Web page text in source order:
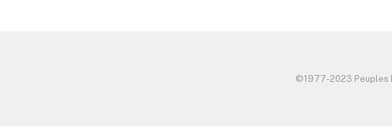
©️1977-2023 Peuples